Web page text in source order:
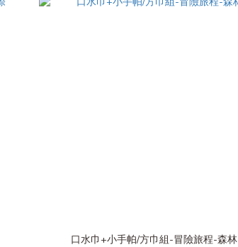
口水巾+小手帕/方巾組-冒險旅程-森林